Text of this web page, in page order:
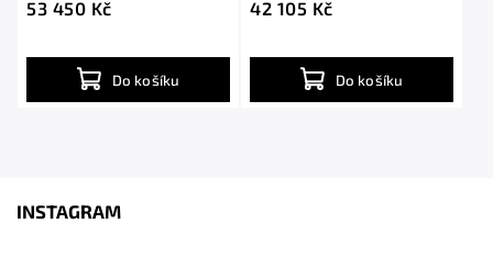
53 450 Kč
Do košíku
42 105 Kč
Do košíku
INSTAGRAM